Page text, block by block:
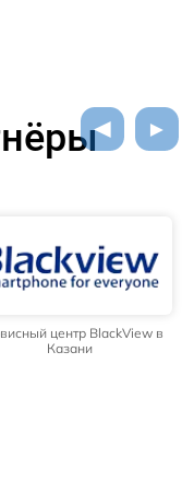
центр BlackView в
Казани